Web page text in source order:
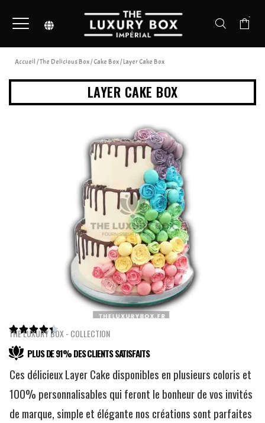
-
Accueil /The Delicious Box/Cake Box/ Layer Cake Box
LAYER CAKE BOX

THE LUXURY BOX - COLLECTION
PLUS DE 91% DES CLIENTS SATISFAITS
Ces délicieux Layer Cake disponibles en plusieurs coloris et
100% personnalisables qui feront le bonheur de vos invités
de marque, simple et élégante nos créations sont parfaites